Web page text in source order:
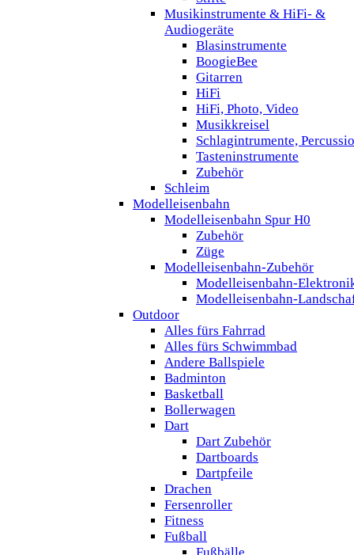
Musikinstrumente & HiFi- &
Audiogeräte
Blasinstrumente
BoogieBee
Gitarren
HiFi
HiFi, Photo, Video
Musikkreisel
Schlagintrumente,
Tasteninstrumente
Zubehör
Schleim
Modelleisenbahn
Modelleisenbahn Spur H0
Zubehör
Züge
Modelleisenbahn-Zubehör
Modelleisenbahn-
Modelleisenbahn-
Outdoor
Alles fürs Fahrrad
Alles fürs Schwimmbad
Andere Ballspiele
Badminton
Basketball
Bollerwagen
Dart
Dart Zubehör
Dartboards
Dartpfeile
Drachen
Fersenroller
Fitness
Fußball